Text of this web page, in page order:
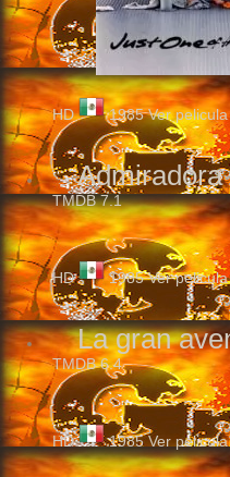
HD 1985 Ver pelicula
Admiradora
TMDB7.1
HD 1985 Ver pelicula
La gran
TMDB6.4
HD 1985 Ver pelicula